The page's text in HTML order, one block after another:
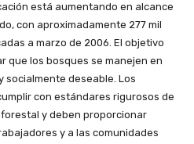
está aumentando en alcance
con aproximadamente 277 mil
a marzo de 2006. El objetivo
que los bosques se manejen en
socialmente deseable. Los
con estándares rigurosos de
y deben proporcionar
y a las comunidades